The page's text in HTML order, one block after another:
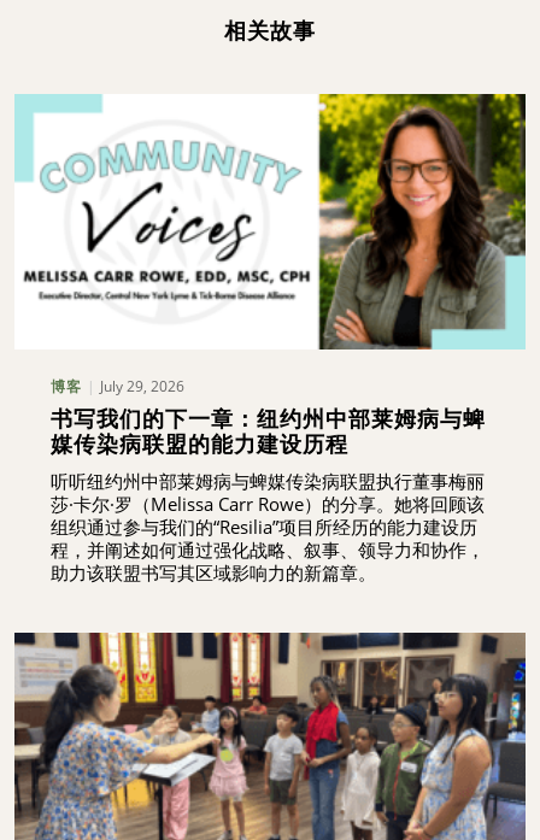
相关故事
博客 July 29, 2026
书写我们的下一章：纽约州中部莱姆病与蜱
媒传染病联盟的能力建设历程
听听纽约州中部莱姆病与蜱媒传染病联盟执行董事梅丽
莎·卡尔·罗（Melissa Carr Rowe）的分享。她将回顾该
组织通过参与我们的“Resilia”项目所经历的能力建设历
程，并阐述如何通过强化战略、叙事、领导力和协作，
助力该联盟书写其区域影响力的新篇章。